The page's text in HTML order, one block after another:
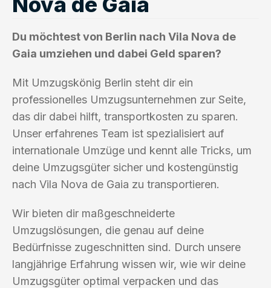
Du möchtest von Berlin nach Vila Nova de
Gaia umziehen und dabei Geld sparen?
Mit Umzugskönig Berlin steht dir ein
professionelles Umzugsunternehmen zur Seite,
das dir dabei hilft, transportkosten zu sparen.
Unser erfahrenes Team ist spezialisiert auf
internationale Umzüge und kennt alle Tricks, um
deine Umzugsgüter sicher und kostengünstig
nach Vila Nova de Gaia zu transportieren.
Wir bieten dir maßgeschneiderte
Umzugslösungen, die genau auf deine
Bedürfnisse zugeschnitten sind. Durch unsere
langjährige Erfahrung wissen wir, wie wir deine
Umzugsgüter optimal verpacken und das